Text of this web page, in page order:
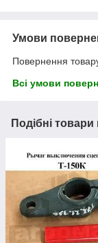
Умови
Повернення
Всі умови
Подібні товари